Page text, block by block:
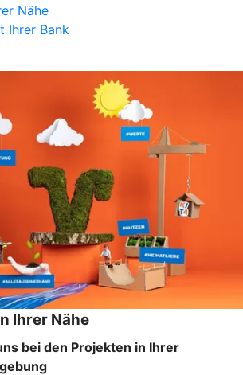
Nähe
Ihrer Bank
Ihrer Nähe
bei den Projekten in Ihrer